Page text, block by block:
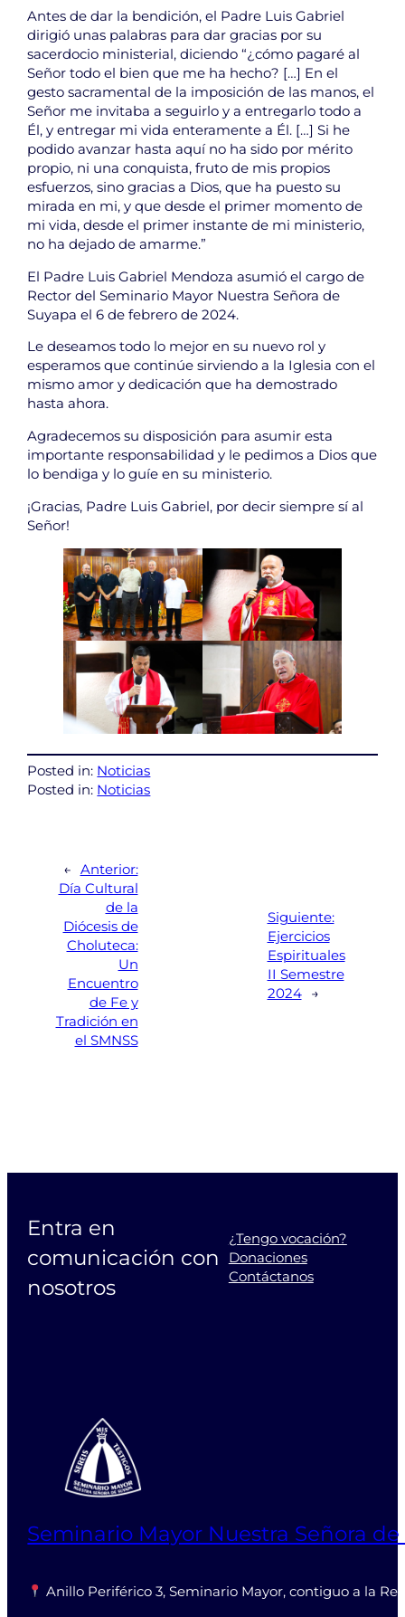
Antes de dar la bendición, el Padre Luis Gabriel
dirigió unas palabras para dar gracias por su
sacerdocio ministerial, diciendo “¿cómo pagaré al
Señor todo el bien que me ha hecho? […] En el
gesto sacramental de la imposición de las manos, el
Señor me invitaba a seguirlo y a entregarlo todo a
Él, y entregar mi vida enteramente a Él. […] Si he
podido avanzar hasta aquí no ha sido por mérito
propio, ni una conquista, fruto de mis propios
esfuerzos, sino gracias a Dios, que ha puesto su
mirada en mi, y que desde el primer momento de
mi vida, desde el primer instante de mi ministerio,
no ha dejado de amarme.”
El Padre Luis Gabriel Mendoza asumió el cargo de
Rector del Seminario Mayor Nuestra Señora de
Suyapa el 6 de febrero de 2024.
Le deseamos todo lo mejor en su nuevo rol y
esperamos que continúe sirviendo a la Iglesia con el
mismo amor y dedicación que ha demostrado
hasta ahora.
Agradecemos su disposición para asumir esta
importante responsabilidad y le pedimos a Dios que
lo bendiga y lo guíe en su ministerio.
¡Gracias, Padre Luis Gabriel, por decir siempre sí al
Señor!
Posted in: Noticias
Posted in: Noticias
←
Anterior:
Día Cultural
de la
Diócesis de
Choluteca:
Un
Encuentro
de Fe y
Tradición en
el SMNSS
Siguiente:
Ejercicios
Espirituales
II Semestre
2024
→
Entra en
comunicación con
nosotros
¿Tengo vocación?
Donaciones
Contáctanos
Seminario Mayor Nuestra Señora de
Anillo Periférico 3, Seminario Mayor, contiguo a la